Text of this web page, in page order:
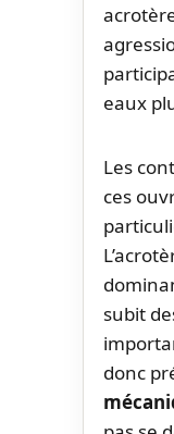
eaux
Les
ces
subit
donc